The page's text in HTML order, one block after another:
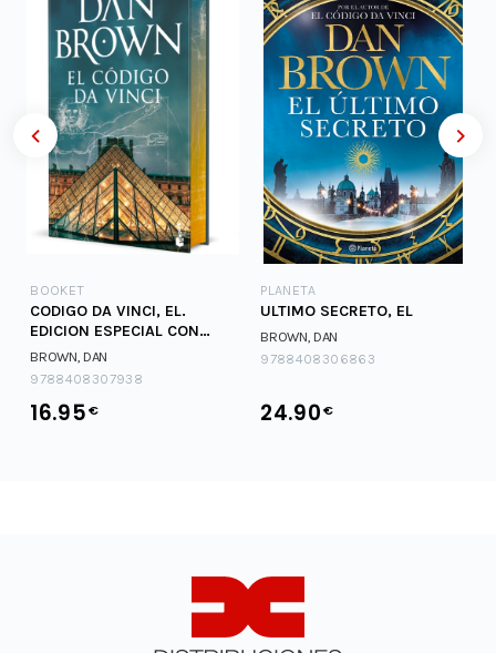
BOOKET
CODIGO DA VINCI, EL.
EDICION ESPECIAL CON
CANTOS DECORADOS
BROWN, DAN
9788408307938
16.95€
PLANETA
ULTIMO SECRETO, EL
BROWN, DAN
9788408306863
24.90€